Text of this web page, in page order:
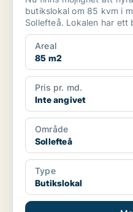
butikslokal om 85 kvm i
Sollefteå. Lokalen har
flö...
Areal
85 m2
Pris pr. md.
Inte angivet
Område
Sollefteå
Type
Butikslokal